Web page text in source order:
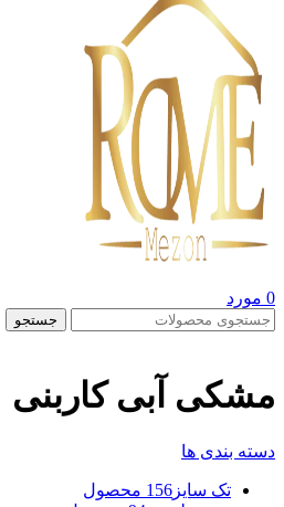
0 مورد
جستجو
مشکی آبی کاربنی
دسته بندی ها
تک سایز 156 محصول